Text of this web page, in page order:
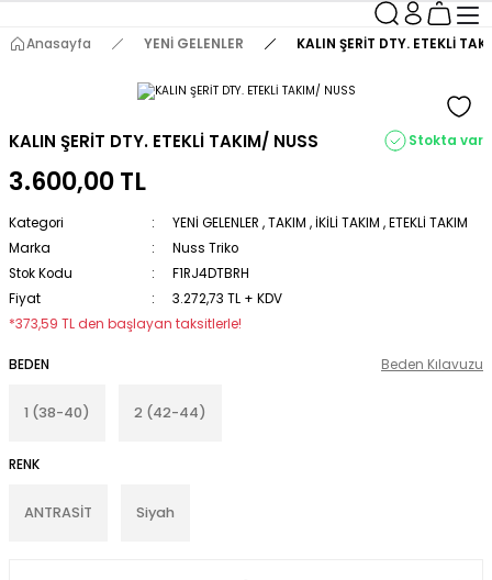
Anasayfa YENİ GELENLER KALIN ŞERİT DTY. ETEKLİ
KALIN ŞERİT DTY. ETEKLİ TAKIM/ NUSS Stokta var
3.600,00 TL
Kategori YENİ GELENLER ,TAKIM , İKİLİ TAKIM ,ETEKLİ TAKIM
Marka
Nuss Triko
Stok Kodu
F1RJ4DTBRH
Fiyat
3.272,73 TL + KDV
*373,59 TL den başlayan taksitlerle!
BEDEN
1 (38-40) 2 (42-44)
RENK
ANTRASİT Siyah
Beden Kılavuzu